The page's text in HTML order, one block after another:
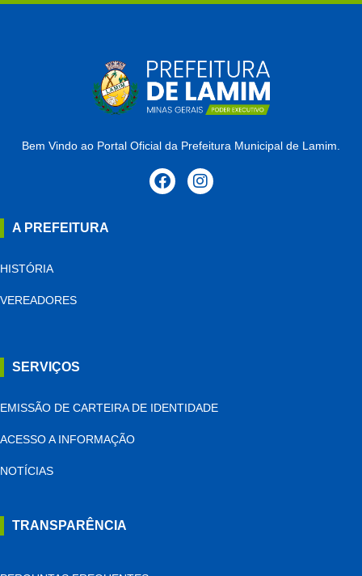
Bem Vindo ao Portal Oficial da Prefeitura Municipal de Lamim.
A PREFEITURA
HISTÓRIA
VEREADORES
SERVIÇOS
EMISSÃO DE CARTEIRA DE IDENTIDADE
ACESSO A INFORMAÇÃO
NOTÍCIAS
TRANSPARÊNCIA